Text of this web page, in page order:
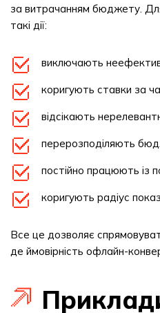
за витрачанням бюджету.
такі дії:
виключають
коригують ставки за
відсікають
перерозподіляють
постійно працюють із
коригують радіус
Все це дозволяє
де ймовірність офлайн-